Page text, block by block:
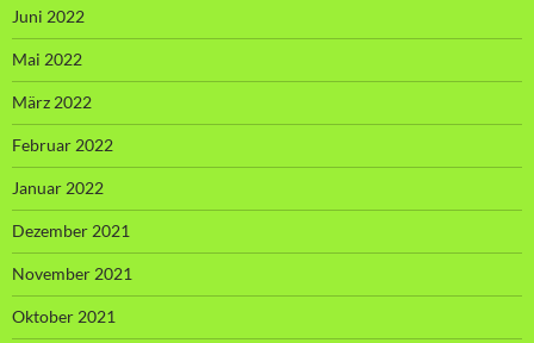
Juni 2022
Mai 2022
März 2022
Februar 2022
Januar 2022
Dezember 2021
November 2021
Oktober 2021